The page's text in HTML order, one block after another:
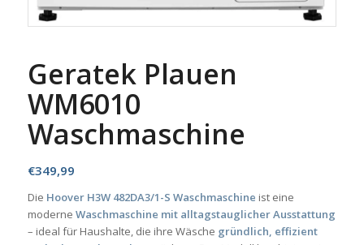
Geratek Plauen
WM6010
Waschmaschine
€349,99
Die Hoover H3W 482DA3/1-S Waschmaschine ist eine
moderne Waschmaschine mit alltagstauglicher Ausstattung
– ideal für Haushalte, die ihre Wäsche gründlich, effizient